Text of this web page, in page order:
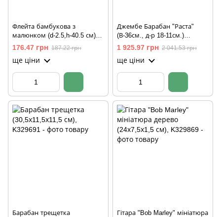
Флейта бамбукова з
малюнком (d-2.5,h-40.5 см)
(MI045)
176.47 грн 187.22 грн
ще ціни
Джембе Барабан "Раста"
(В-36см., д-р 18-11см.)
(JAMBA)
1 925.97 грн 2 041.53 грн
ще ціни
Барабан трещетка
Гітара "Bob Marley" мініатюра